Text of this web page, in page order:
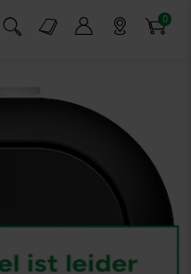
Suchfeld einblenden
Markt-Angebote 0
Artikel